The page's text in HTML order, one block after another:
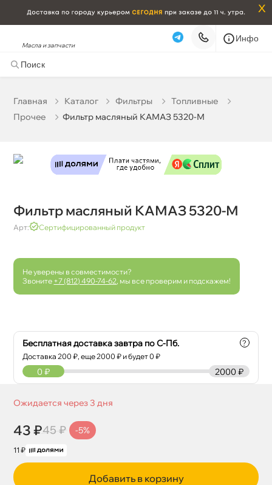
x
Масла и запчасти
Инфо
Главная Катало Фильтры
Топливные
Прочее
Фильтр масляный КАМАЗ 5320-М
Фильтр масляный КАМАЗ 5320-М
Арт: Сертифицированный продукт
Не уверены в совместимости?
Звоните +7 (812) 490-74-62 , мы все проверим и подскажем!
Бесплатная доставка завтра по С-Пб.
Доставка200 ₽, еще2000 ₽ и будет 0 ₽
?
2000 ₽
0 ₽
Ожидается через 3 дня
43 ₽45 ₽ -5%
11 ₽
Добавить в корзину
Самовывоз